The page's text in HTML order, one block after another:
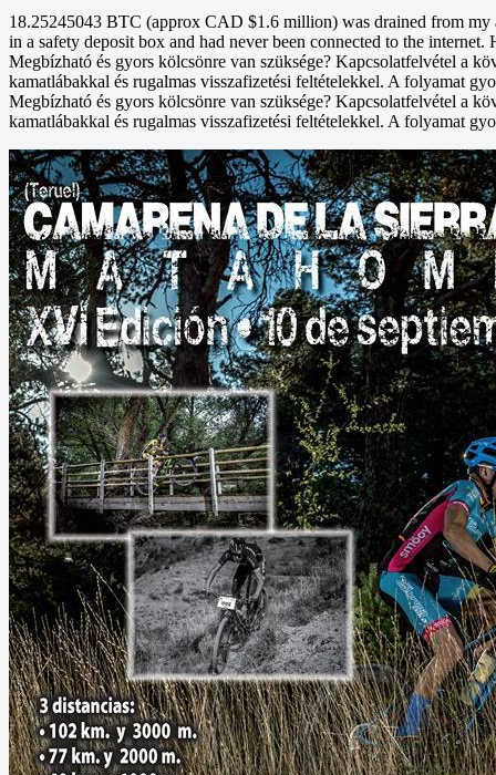
18.25245043 BTC (approx CAD $1.6 million) was drained from
in a safety deposit box and had never been connected to the
Megbízható és gyors kölcsönre van szüksége? Kapcsolatfelvétel a
kamatlábakkal és rugalmas visszafizetési feltételekkel. A folyamat
Megbízható és gyors kölcsönre van szüksége? Kapcsolatfelvétel a
kamatlábakkal és rugalmas visszafizetési feltételekkel. A folyamat